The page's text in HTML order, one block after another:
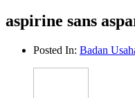
aspirine sans
Posted In: Badan